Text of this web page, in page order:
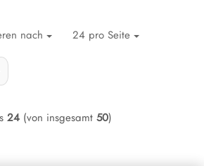
nach 24 pro Seite
24(von insgesamt 50)